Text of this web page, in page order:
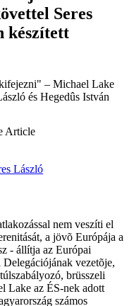
Seres
készített
– Michael Lake
és Hegedûs István
Article
László
nem veszíti el
a jövõ Európája a
- állítja az Európai
vezetõje,
brüsszeli
Lake az ÉS-nek adott
számos